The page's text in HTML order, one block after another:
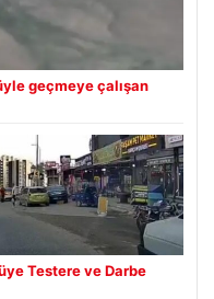
geçmeye çalışan
Testere ve Darbe